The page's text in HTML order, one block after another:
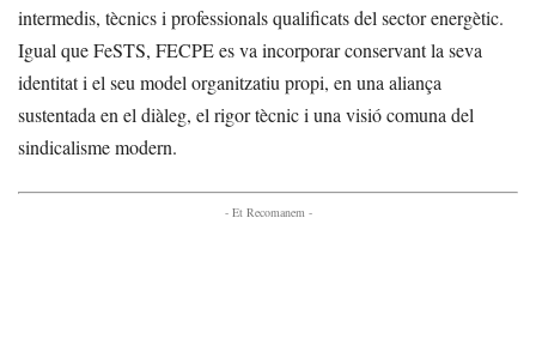
intermedis, tècnics i professionals qualificats del sector energètic.
Igual que FeSTS, FECPE es va incorporar conservant la seva
identitat i el seu model organitzatiu propi, en una aliança
sustentada en el diàleg, el rigor tècnic i una visió comuna del
sindicalisme modern.
- Et Recomanem -